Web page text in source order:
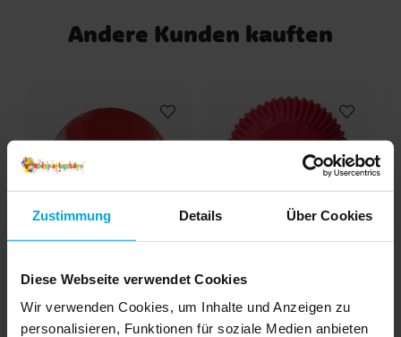
Zustimmung Details Über Cookies
Diese Webseite verwendet Cookies
Wir verwenden Cookies, um Inhalte und Anzeigen zu
personalisieren, Funktionen für soziale Medien anbieten
Andere Kunden kauften
FunCakes - Tortenplatte
rund Rot 30,5 cm
Preis 5,90 €
5,90 €
Muffinförmchen - Rot
Preis 3,90 €
3,90 €